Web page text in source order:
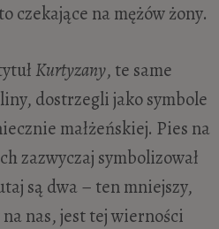
czekające na mężów żony.
Kurtyzany, te same
dostrzegli jako symbole
małżeńskiej. Pies na
zazwyczaj symbolizował
są dwa – ten mniejszy,
nas, jest tej wierności